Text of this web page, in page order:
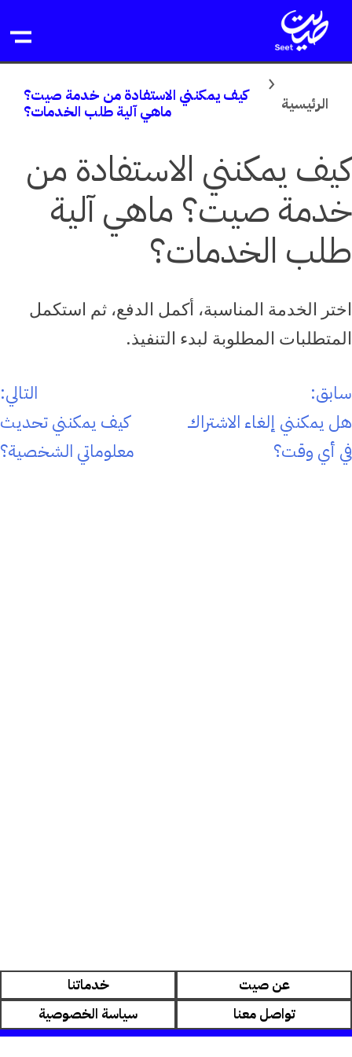
تخطى
المحتوى
الرئيسية كيف يمكنني الاستفادة من خدمة صيت؟
ماهي آلية طلب الخدمات؟
كيف يمكنني الاستفادة من
خدمة صيت؟ ماهي آلية
طلب الخدمات؟
اختر الخدمة المناسبة، أكمل الدفع، ثم استكمل
المتطلبات المطلوبة لبدء التنفيذ.
تصفّح
المقالات
سابق:
هل يمكنني إلغاء الاشتراك
في أي وقت؟
التالي:
كيف يمكنني تحديث
معلوماتي الشخصية؟
عن صيت
خدماتنا
تواصل معنا
سياسة الخصوصية